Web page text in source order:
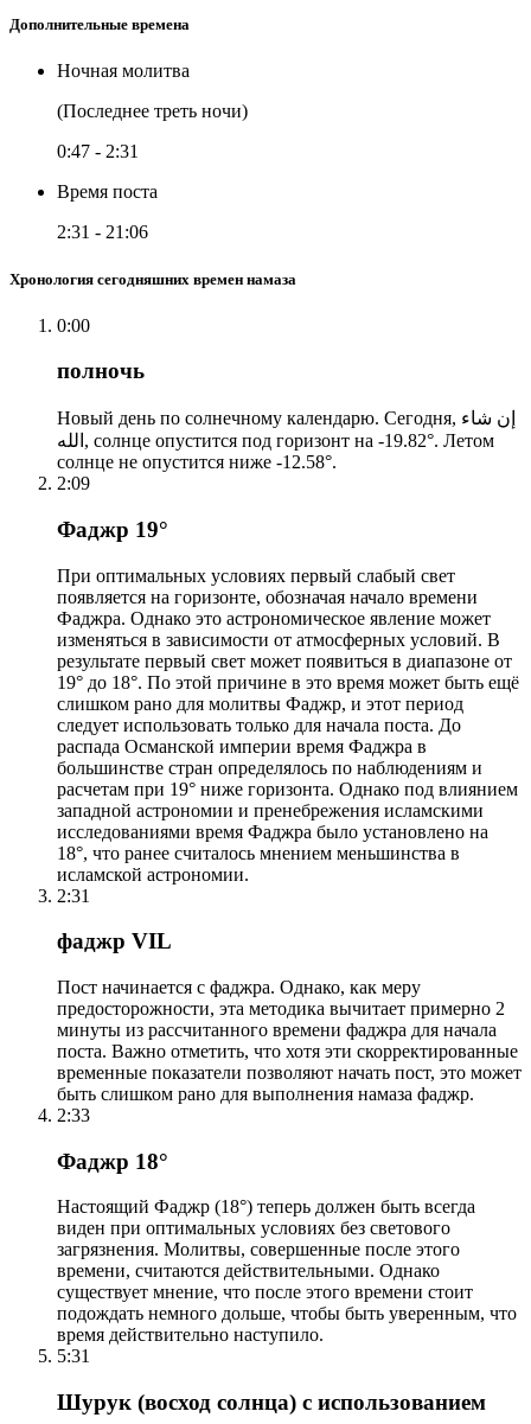
Дополнительные времена
Ночная молитва
(Последнее треть ночи)
0:47 - 2:31
Время поста
2:31 - 21:06
Хронология сегодняшних времен намаза
0:00
полночь
Новый день по солнечному календарю. Сегодня, إن شاء
الله, солнце опустится под горизонт на -19.82°. Летом
солнце не опустится ниже -12.58°.
2:09
Фаджр 19°
При оптимальных условиях первый слабый свет
появляется на горизонте, обозначая начало времени
Фаджра. Однако это астрономическое явление может
изменяться в зависимости от атмосферных условий. В
результате первый свет может появиться в диапазоне от
19° до 18°. По этой причине в это время может быть ещё
слишком рано для молитвы Фаджр, и этот период
следует использовать только для начала поста. До
распада Османской империи время Фаджра в
большинстве стран определялось по наблюдениям и
расчетам при 19° ниже горизонта. Однако под влиянием
западной астрономии и пренебрежения исламскими
исследованиями время Фаджра было установлено на
18°, что ранее считалось мнением меньшинства в
исламской астрономии.
2:31
фаджр VIL
Пост начинается с фаджра. Однако, как меру
предосторожности, эта методика вычитает примерно 2
минуты из рассчитанного времени фаджра для начала
поста. Важно отметить, что хотя эти скорректированные
временные показатели позволяют начать пост, это может
быть слишком рано для выполнения намаза фаджр.
2:33
Фаджр 18°
Настоящий Фаджр (18°) теперь должен быть всегда
виден при оптимальных условиях без светового
загрязнения. Молитвы, совершенные после этого
времени, считаются действительными. Однако
существует мнение, что после этого времени стоит
подождать немного дольше, чтобы быть уверенным, что
время действительно наступило.
5:31
Шурук (восход солнца) с использованием